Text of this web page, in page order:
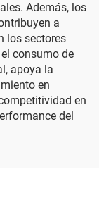
Además, los
a
los sectores
consumo de
apoya la
en
en
del